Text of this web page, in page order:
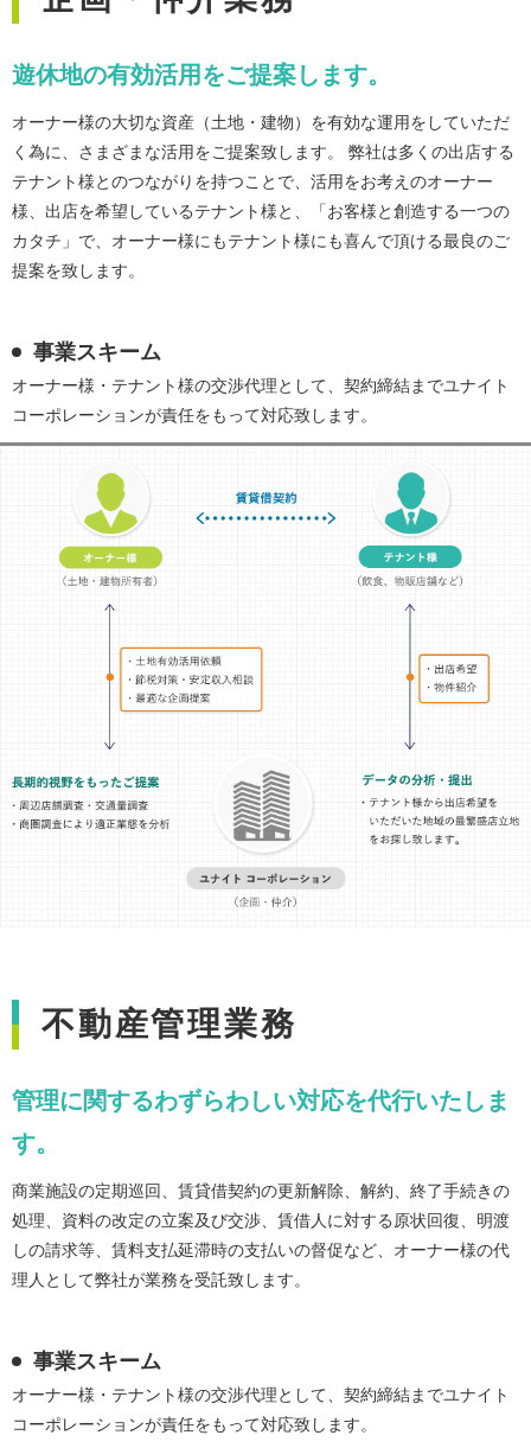
遊休地の有効活用をご提案します。
オーナー様の大切な資産（土地・建物）を有効な運用をしていただ
く為に、さまざまな活用をご提案致します。 弊社は多くの出店する
テナント様とのつながりを持つことで、活用をお考えのオーナー
様、出店を希望しているテナント様と、「お客様と創造する一つの
カタチ」で、オーナー様にもテナント様にも喜んで頂ける最良のご
提案を致します。
事業スキーム
オーナー様・テナント様の交渉代理として、契約締結までユナイト
コーポレーションが責任をもって対応致します。
不動産管理業務
管理に関するわずらわしい対応を代行いたしま
す。
商業施設の定期巡回、賃貸借契約の更新解除、解約、終了手続きの
処理、資料の改定の立案及び交渉、賃借人に対する原状回復、明渡
しの請求等、賃料支払延滞時の支払いの督促など、オーナー様の代
理人として弊社が業務を受託致します。
事業スキーム
オーナー様・テナント様の交渉代理として、契約締結までユナイト
コーポレーションが責任をもって対応致します。